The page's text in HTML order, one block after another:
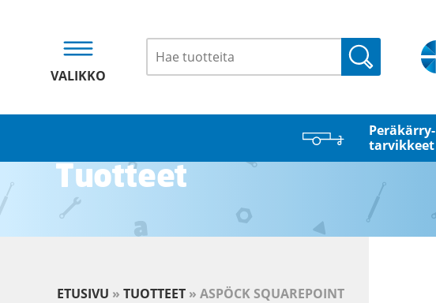
VALIKKO
Haku
Peräkärry­
tarvikkeet
Tuotteet
ETUSIVU » TUOTTEET » ASPÖCK SQUAREPOINT